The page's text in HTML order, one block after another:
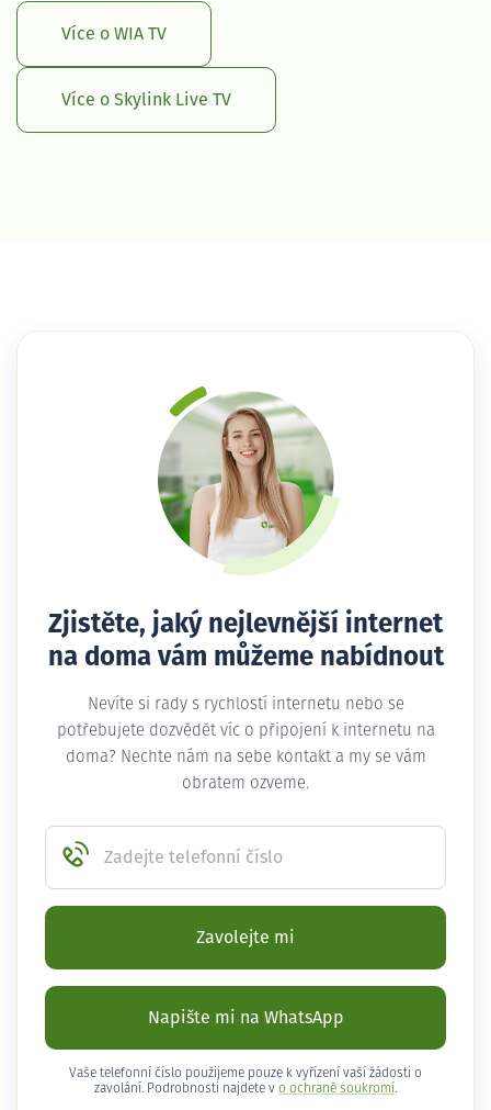
Více o WIA TV
Více o Skylink Live TV
Zjistěte, jaký nejlevnější internet
na doma vám můžeme nabídnout
Nevíte si rady s rychlostí internetu nebo se
potřebujete dozvědět víc o připojení k internetu na
doma? Nechte nám na sebe kontakt a my se vám
obratem ozveme.
Zadejte telefonní číslo
Zavolejte mi
Napište mi na WhatsApp
Vaše telefonní číslo použijeme pouze k vyřízení vaší žádosti o
zavolání. Podrobnosti najdete v o ochraně soukromí .